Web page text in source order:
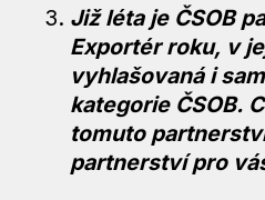
Již léta je ČSOB
Exportér roku, v
vyhlašovaná i
kategorie ČSOB.
tomuto
partnerství pro